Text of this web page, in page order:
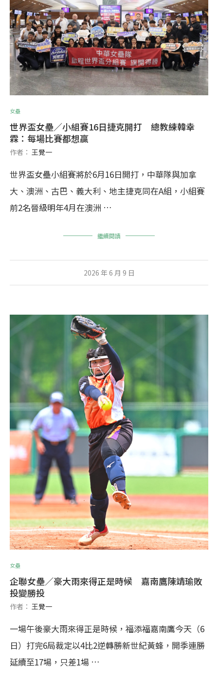
女壘
世界盃女壘／小組賽16日捷克開打 總教練韓幸
霖：每場比賽都想贏
作者： 王覺一
世界盃女壘小組賽將於6月16日開打，中華隊與加拿
大、澳洲、古巴、義大利、地主捷克同在A組，小組賽
前2名晉級明年4月在澳洲 …
繼續閱讀
2026 年 6 月 9 日
女壘
企聯女壘／豪大雨來得正是時候 嘉南鷹陳靖瑜敗
投變勝投
作者： 王覺一
一場午後豪大雨來得正是時候，福添福嘉南鷹今天（6
日）打完6局裁定以4比2逆轉勝新世紀黃蜂，開季連勝
延續至17場，只差1場 …